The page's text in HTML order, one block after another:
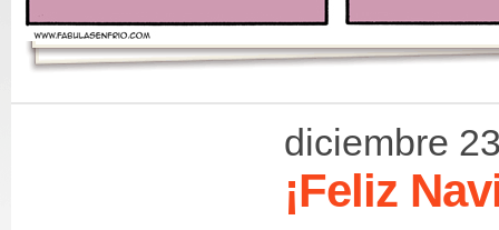
diciembre
¡Feliz